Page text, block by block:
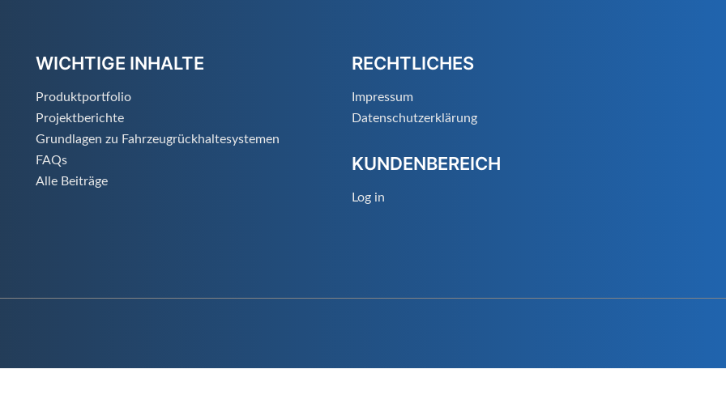
WICHTIGE INHALTE
Produktportfolio
Projektberichte
Grundlagen zu Fahrzeugrückhaltesystemen
FAQs
Alle Beiträge
RECHTLICHES
Impressum
Datenschutzerklärung
KUNDENBEREICH
Log in